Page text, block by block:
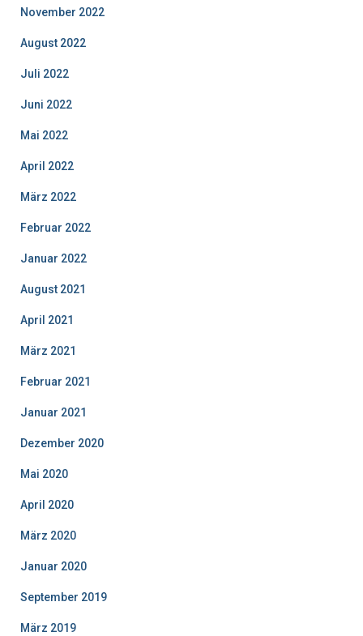
November 2022
August 2022
Juli 2022
Juni 2022
Mai 2022
April 2022
März 2022
Februar 2022
Januar 2022
August 2021
April 2021
März 2021
Februar 2021
Januar 2021
Dezember 2020
Mai 2020
April 2020
März 2020
Januar 2020
September 2019
März 2019